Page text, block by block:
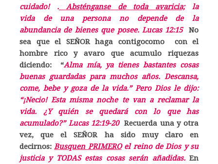
cuidado! .Absténganse de toda avaricia;la
vida de una persona no depende de la
abundancia de bienes que posee. Lucas 12:15 No
sea que el SEÑOR haga contigocomo con el
hombre rico y avaro que acumulo riquezas
diciendo: “Alma mía, ya tienes bastantes cosas
buenas guardadas para muchos años. Descansa,
come, bebe y goza de la vida.” Pero Dios le dijo:
“¡Necio! Esta misma noche te van a reclamar la
vida. ¿Y quién se quedará con lo que has
acumulado?” Lucas 12:19-20Recuerda una y otra
vez, que el SEÑOR ha sido muy claro en
decirnos: Busquen PRIMEROel reino de Dios y su
justicia y TODAS estas cosas serán añadidas.En